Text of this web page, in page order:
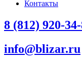
Контакты
8 (812) 920-
info@blizar.ru